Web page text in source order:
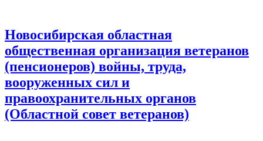
Новосибирская областная
общественная организация ветеранов
(пенсионеров) войны, труда,
вооруженных сил и
правоохранительных органов
(Областной совет ветеранов)